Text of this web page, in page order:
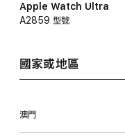
Apple Watch Ultra
A2859 型號
國家或地區
澳門